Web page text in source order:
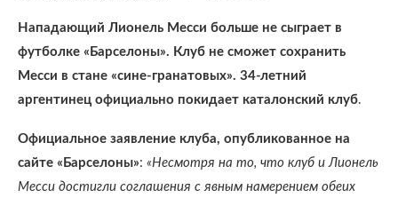
Нападающий Лионель Месси больше не сыграет в
футболке «Барселоны». Клуб не сможет сохранить
Месси в стане «сине-гранатовых». 34-летний
аргентинец официально покидает каталонский клуб.
Официальное заявление клуба, опубликованное на
сайте «Барселоны»: «Несмотря на то, что клуб и Лионель
Месси достигли соглашения с явным намерением обеих